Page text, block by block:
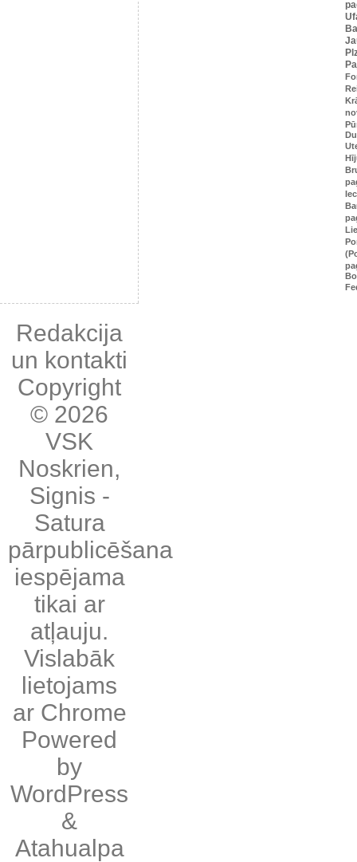
Redakcija
un kontakti
Copyright
© 2026
VSK
Noskrien,
Signis -
Satura
pārpublicēšana
iespējama
tikai ar
atļauju.
Vislabāk
lietojams
ar Chrome
Powered
by
WordPress
&
Atahualpa